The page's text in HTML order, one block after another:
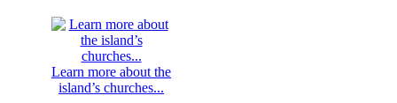
Learn more about the
island’s churches...